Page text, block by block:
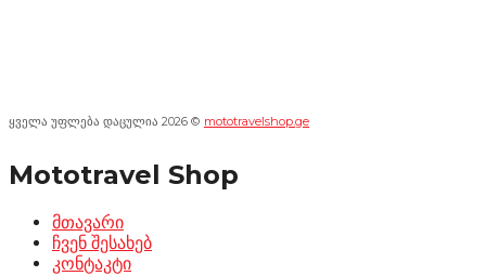
ყველა უფლება დაცულია 2026 © mototravelshop.ge
Mototravel Shop
მთავარი
ჩვენ შესახებ
კონტაკტი